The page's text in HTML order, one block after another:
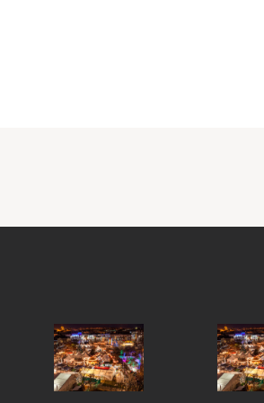
STREET, GALWAY CITY, H91 FXY4,